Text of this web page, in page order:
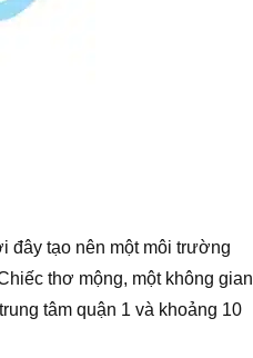
đây tạo nên một môi trường
thơ mộng, một không gian
tâm quận 1 và khoảng 10